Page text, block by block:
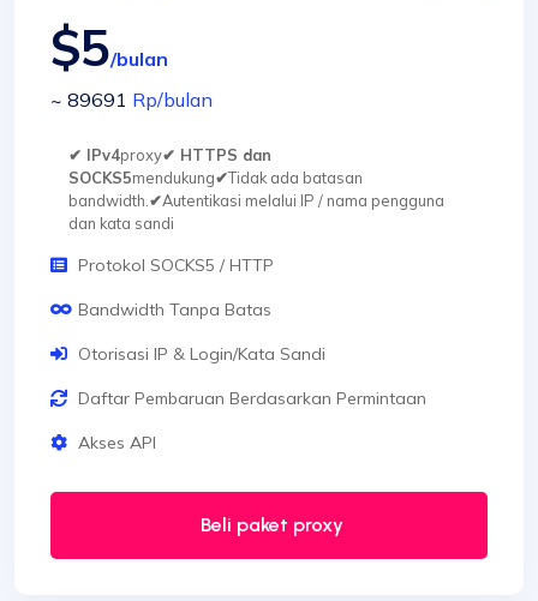
$5/bulan
~ 89691 Rp/bulan
✔ IPv4proxy✔ HTTPS dan
SOCKS5mendukung✔Tidak ada batasan
bandwidth.✔Autentikasi melalui IP / nama pengguna
dan kata sandi
Protokol SOCKS5 / HTTP
Bandwidth Tanpa Batas
Otorisasi IP & Login/Kata Sandi
Daftar Pembaruan Berdasarkan Permintaan
Akses API
Beli paket proxy